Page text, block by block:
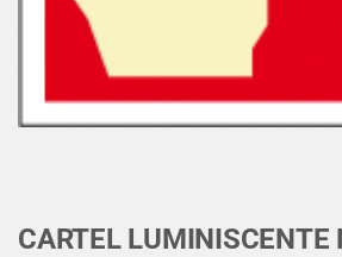
CARTEL LUMINISCENTE